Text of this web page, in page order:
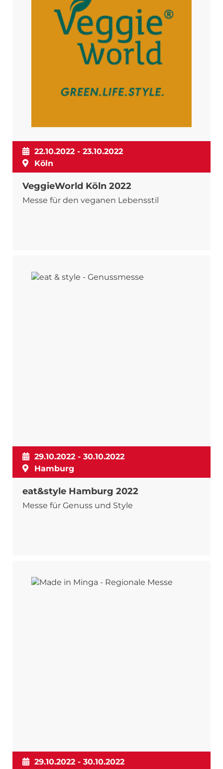
22.10.2022 - 23.10.2022
Köln
VeggieWorld Köln 2022
Messe für den veganen Lebensstil
29.10.2022 - 30.10.2022
Hamburg
eat&style Hamburg 2022
Messe für Genuss und Style
29.10.2022 - 30.10.2022